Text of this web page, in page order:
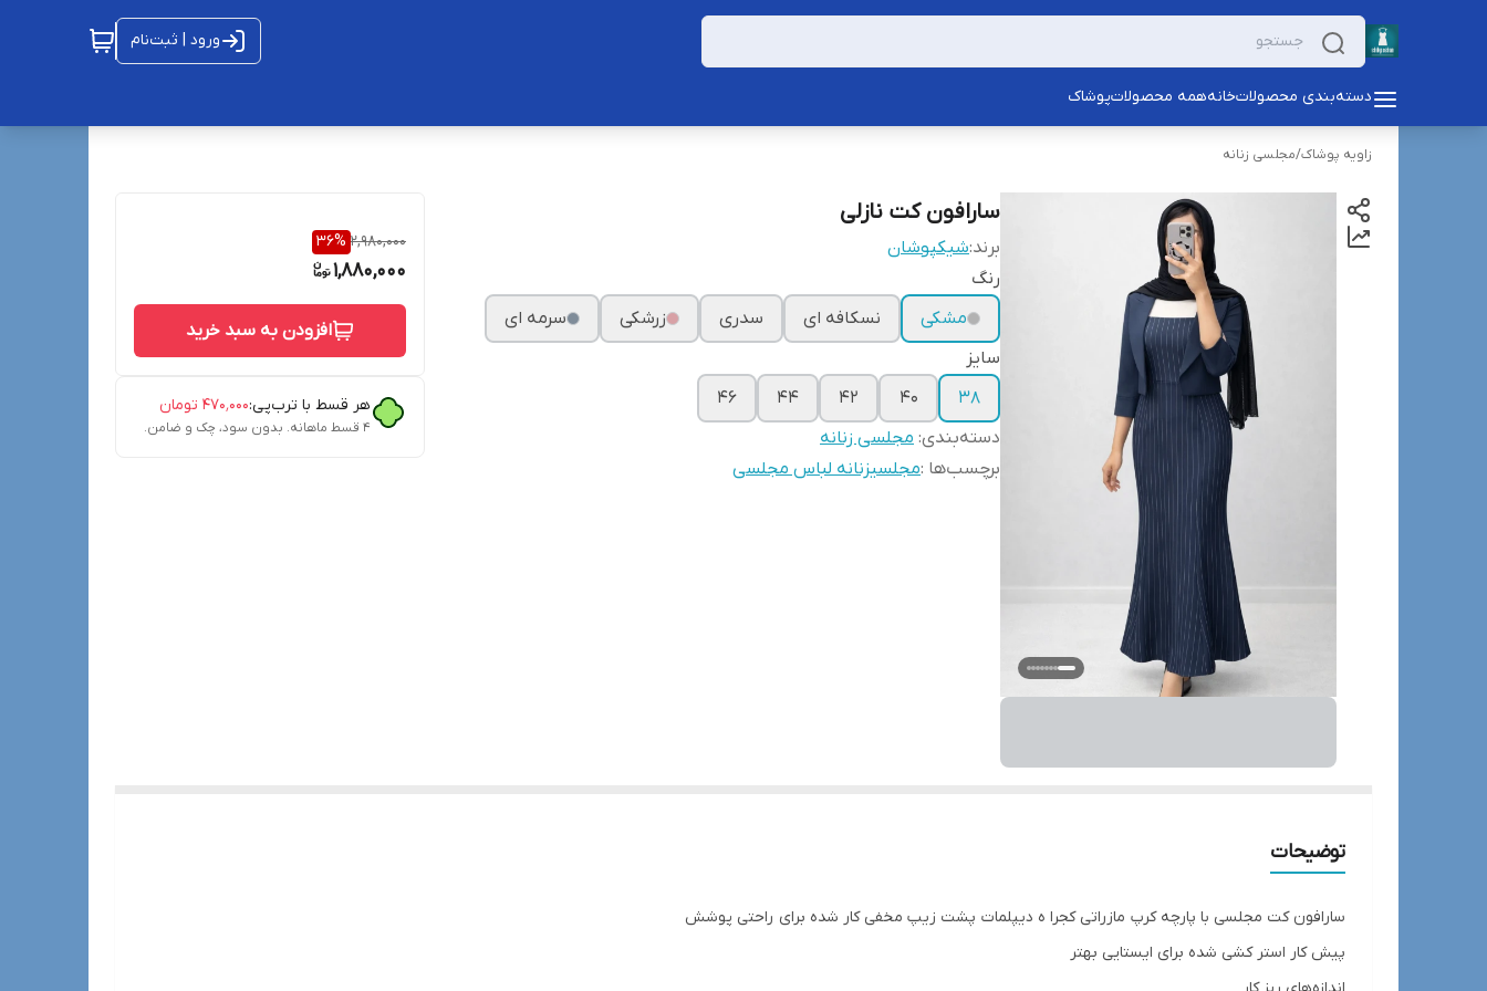
ورود | ثبت‌نام
دسته‌بندی محصولاتخانههمه محصولاتپوشاک
زاویه پوشاک/مجلسی زنانه
سارافون کت نازلی
برند:شیکپوشان
رنگ
مشکی
نسکافه ای سدری زرشکی
سرمه ای
سایز
۳۸
۴۰ ۴۲ ۴۴
۴۶
دسته‌بندی: مجلسی زنانه
برچسب‌ها :مجلسیزنانه لباس مجلسی
2,980,000
36%
1,880,000
افزودن به سبد خرید
هر قسط با ترب‌پی:۴۷۰٬۰۰۰ تومان
۴ قسط ماهانه. بدون سود، چک و ضامن.
توضیحات
سارافون کت مجلسی با پارچه کرپ مازراتی کجرا ه دیپلمات پشت زیپ مخفی کار شده برای راحتی پوشش
پیش کار استر کشی شده برای ایستایی بهتر